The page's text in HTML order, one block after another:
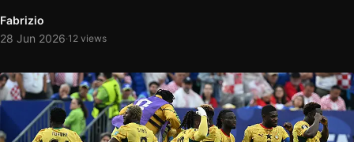
Fabrizio
28 Jun 2026·12 views